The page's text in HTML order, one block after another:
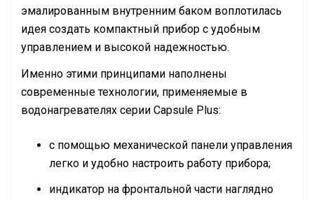
эмалированным внутренним баком воплотилась
идея создать компактный прибор с удобным
управлением и высокой надежностью.
Именно этими принципами наполнены
современные технологии, применяемые в
водонагревателях серии Capsule Plus:
с помощью механической панели управления
легко и удобно настроить работу прибора;
индикатор на фронтальной части наглядно